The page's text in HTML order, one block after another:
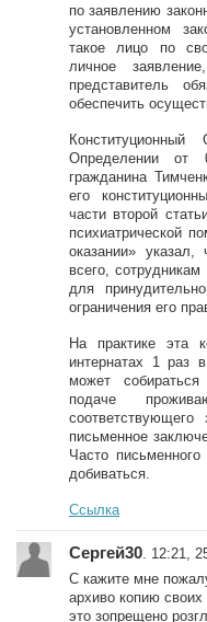
по заявлению
установленном
такое лицо по
личное
представитель
обеспечить
Определении от
гражданина
его
части второй
психиатрической
оказании»
всего,
для
ограничения его
На практике эта
интернатах 1 раз
может
подаче
письменное
Часто
добиваться.
Ссылка
Сергей30 . 12:21,
С кажите мне
архиво копию
это зопрещено